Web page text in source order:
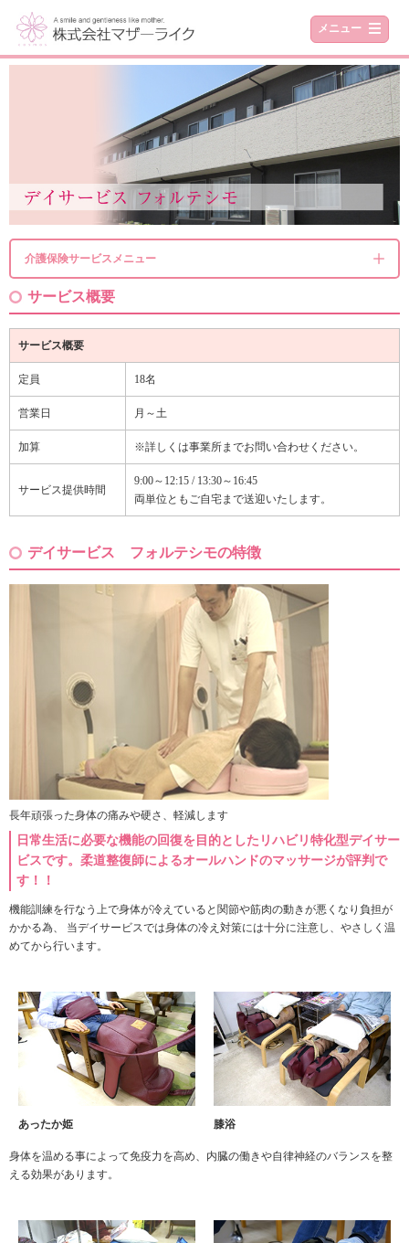
メニュー
介護保険サービスメニュー
サービス概要
サービス概要
定員 18名
営業日 月～土
加算 ※詳しくは事業所までお問い合わせください。
サービス提供時間
9:00～12:15 / 13:30～16:45
両単位ともご自宅まで送迎いたします。
デイサービス フォルテシモの特徴
長年頑張った身体の痛みや硬さ、軽減します
日常生活に必要な機能の回復を目的としたリハビリ特化型デイサー
ビスです。柔道整復師によるオールハンドのマッサージが評判で
す！！
機能訓練を行なう上で身体が冷えていると関節や筋肉の動きが悪くなり負担が
かかる為、 当デイサービスでは身体の冷え対策には十分に注意し、やさしく温
めてから行います。
あったか姫 膝浴
身体を温める事によって免疫力を高め、内臓の働きや自律神経のバランスを整
える効果があります。